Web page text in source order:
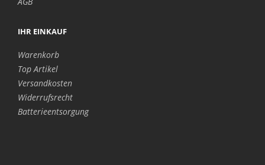
IHR EINKAUF
Warenkorb
Top Artikel
Versandkosten
Widerrufsrecht
Batterieentsorgung